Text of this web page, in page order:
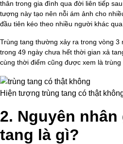
thân trong gia đình qua đời liên tiếp
tượng này tạo nên nỗi ám ảnh cho
đầu tiên kéo theo nhiều người khác qua
Trùng tang thường xảy ra trong vòng 3
trong 49 ngày chưa hết thời gian xả
cùng thời điểm cũng được xem là trùng
Hiện tượng trùng tang có thật
2. Nguyên
tang là gì?